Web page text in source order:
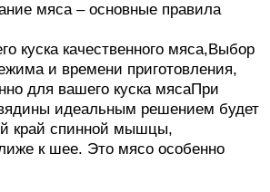
мяса – основные правила
куска качественного мяса,Выбор
и времени приготовления,
для вашего куска мясаПри
идеальным решением будет
край спинной мышцы,
к шее. Это мясо особенно